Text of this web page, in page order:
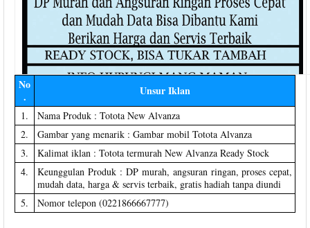
No
.
Unsur Iklan
1.
Nama Produk : Totota New Alvanza
2.
Gambar yang menarik : Gambar mobil Totota Alvanza
3.
Kalimat iklan : Totota termurah New Alvanza Ready Stock
4.
Keunggulan Produk : DP murah, angsuran ringan, proses cepat,
mudah data, harga & servis terbaik, gratis hadiah tanpa diundi
5.
Nomor telepon (0221866667777)